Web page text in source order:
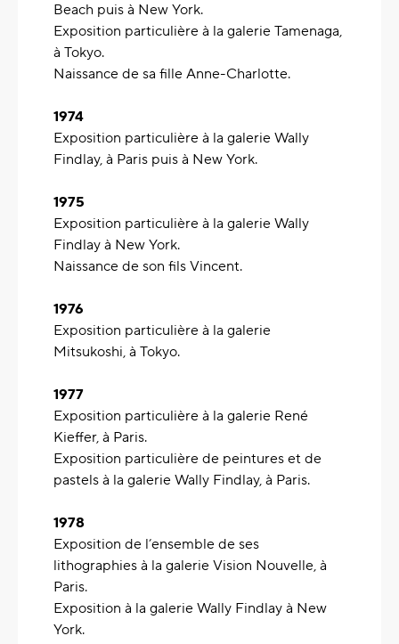
Beach puis à New York.
Exposition particulière à la galerie Tamenaga,
à Tokyo.
Naissance de sa fille Anne-Charlotte.
1974
Exposition particulière à la galerie Wally
Findlay, à Paris puis à New York.
1975
Exposition particulière à la galerie Wally
Findlay à New York.
Naissance de son fils Vincent.
1976
Exposition particulière à la galerie
Mitsukoshi, à Tokyo.
1977
Exposition particulière à la galerie René
Kieffer, à Paris.
Exposition particulière de peintures et de
pastels à la galerie Wally Findlay, à Paris.
1978
Exposition de l’ensemble de ses
lithographies à la galerie Vision Nouvelle, à
Paris.
Exposition à la galerie Wally Findlay à New
York.